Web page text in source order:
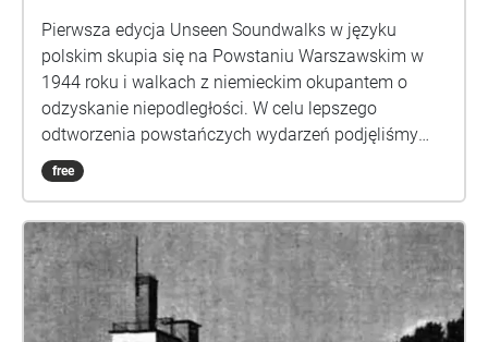
Pierwsza edycja Unseen Soundwalks w języku
polskim skupia się na Powstaniu Warszawskim w
1944 roku i walkach z niemieckim okupantem o
odzyskanie niepodległości. W celu lepszego
odtworzenia powstańczych wydarzeń podjęliśmy
współpracę z Muzeum Powstania Warszawskiego.
Odcinki opowiadają o honorze i godności, ale
kompletnej destrukcji miasta. Wszystkie zdjęcia
ilustrujące odcników pochodzą z kolekcji Muzeum
Powstania Warszawskiego. Uwagi do spacerów
proszę nadesłać na adres: unseen@culture.pl
free